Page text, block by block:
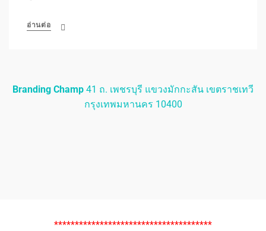
อ่านต่อ
Branding Champ 41 ถ. เพชรบุรี แขวงมักกะสัน เขตราชเทวี
กรุงเทพมหานคร 10400
**************************************